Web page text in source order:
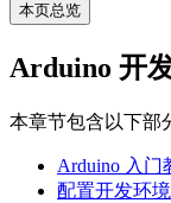
本页总览
Arduino 开
本章节包含以下部
Arduino 入门
配置开发环境